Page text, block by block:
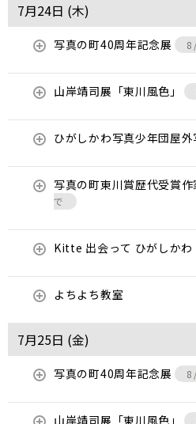
7月24日 (木)
写真の町40周年記念展
山岸靖司展「東川風色」
ひがしかわ写真少年団屋
写真の町東川賞歴代受賞
で
Kitte 出会って ひがしかわ
よちよち教室
7月25日 (金)
写真の町40周年記念展
山岸靖司展「東川風色」